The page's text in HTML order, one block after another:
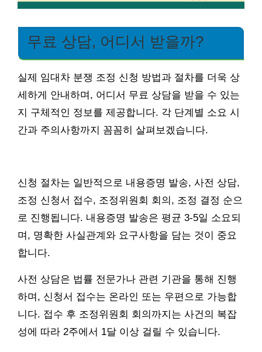
무료 상담, 어디서 받을까?
실제 임대차 분쟁 조정 신청 방법과 절차를 더욱 상
세하게 안내하며, 어디서 무료 상담을 받을 수 있는
지 구체적인 정보를 제공합니다. 각 단계별 소요 시
간과 주의사항까지 꼼꼼히 살펴보겠습니다.
신청 절차는 일반적으로 내용증명 발송, 사전 상담,
조정 신청서 접수, 조정위원회 회의, 조정 결정 순으
로 진행됩니다. 내용증명 발송은 평균 3-5일 소요되
며, 명확한 사실관계와 요구사항을 담는 것이 중요
합니다.
사전 상담은 법률 전문가나 관련 기관을 통해 진행
하며, 신청서 접수는 온라인 또는 우편으로 가능합
니다. 접수 후 조정위원회 회의까지는 사건의 복잡
성에 따라 2주에서 1달 이상 걸릴 수 있습니다.